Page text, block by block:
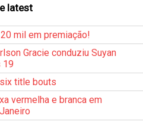
latest
mil em premiação!
Gracie conduziu Suyan
19
title bouts
vermelha e branca em